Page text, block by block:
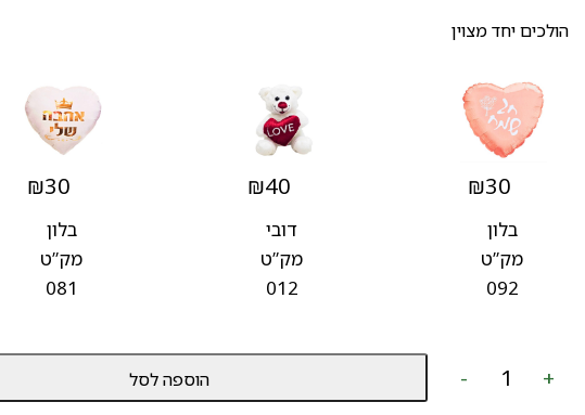
הולכים יחד מצוין
בלון
מק”ט
092
₪30
דובי
מק”ט
012
₪40
בלון
מק”ט
081
₪30
-
כמות
מארז
+ הוספה לסל